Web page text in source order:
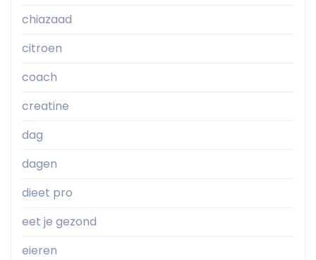
chiazaad
citroen
coach
creatine
dag
dagen
dieet pro
eet je gezond
eieren